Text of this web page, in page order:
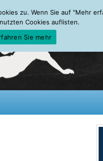
zu. Wenn Sie auf "Mehr
Cookies auflisten.
Sie mehr